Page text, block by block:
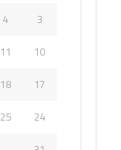
3
4
10
11
17
18
24
25